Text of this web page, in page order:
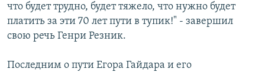
что будет трудно, будет тяжело, что нужно будет
платить за эти 70 лет пути в тупик!" - завершил
свою речь Генри Резник.
Последним о пути Егора Гайдара и его